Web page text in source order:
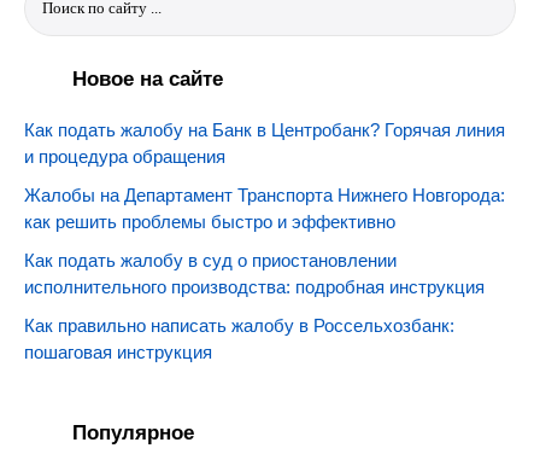
Новое на сайте
Как подать жалобу на Банк в Центробанк? Горячая линия
и процедура обращения
Жалобы на Департамент Транспорта Нижнего Новгорода:
как решить проблемы быстро и эффективно
Как подать жалобу в суд о приостановлении
исполнительного производства: подробная инструкция
Как правильно написать жалобу в Россельхозбанк:
пошаговая инструкция
Популярное